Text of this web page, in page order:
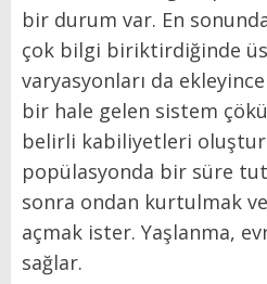
bir durum var. En
çok bilgi biriktirdiğinde
varyasyonları da
bir hale gelen sistem
belirli kabiliyetleri
popülasyonda bir süre
sonra ondan kurtulmak
açmak ister. Yaşlanma,
sağlar.